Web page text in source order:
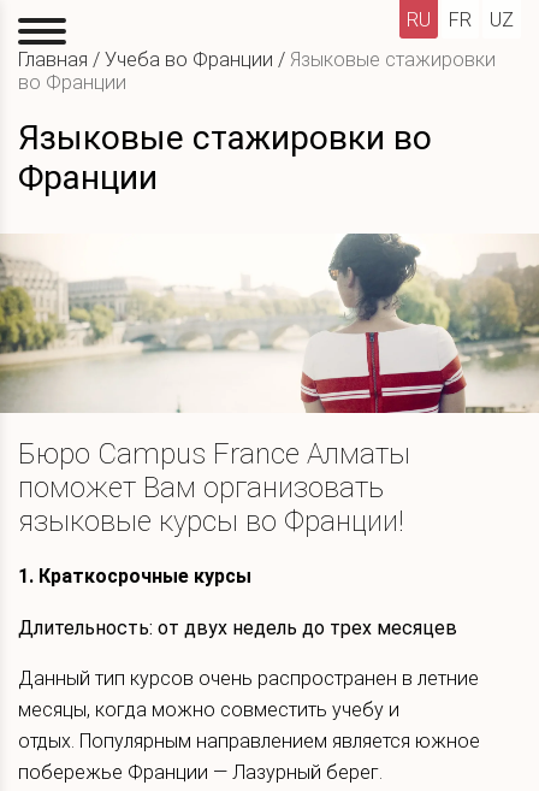
RU FR
UZ
Главная / Учеба во Франции / Языковые стажировки
во Франции
Языковые стажировки во
Франции
Бюро Campus France Алматы
поможет Вам организовать
языковые курсы во Франции!
1. Краткосрочные курсы
Длительность: от двух недель до трех месяцев
Данный тип курсов очень распространен в летние
месяцы, когда можно совместить учебу и
отдых. Популярным направлением является южное
побережье Франции — Лазурный берег.